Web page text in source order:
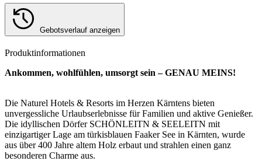
Gebotsverlauf anzeigen
Produktinformationen
Ankommen, wohlfühlen, umsorgt sein – GENAU MEINS!
Die Naturel Hotels & Resorts im Herzen Kärntens bieten
unvergessliche Urlaubserlebnisse für Familien und aktive Genießer.
Die idyllischen Dörfer SCHÖNLEITN & SEELEITN mit
einzigartiger Lage am türkisblauen Faaker See in Kärnten, wurde
aus über 400 Jahre altem Holz erbaut und strahlen einen ganz
besonderen Charme aus.